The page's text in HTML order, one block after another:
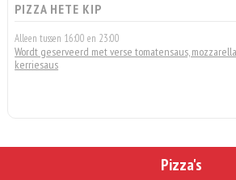
PIZZA HETE KIP
Alleen tussen 16:00 en 23:00
Wordt geserveerd met verse tomatensaus,
kerriesaus
Pizza's